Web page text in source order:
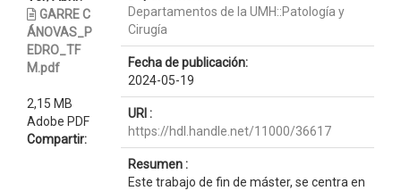
GARRE C
ÁNOVAS_P
EDRO_TF
M.pdf
2,15 MB
Adobe PDF
Compartir:
Departamentos de la UMH::Patología y
Cirugía
Fecha de publicación:
2024-05-19
URI :
https://hdl.handle.net/11000/36617
Resumen :
Este trabajo de fin de máster, se centra en